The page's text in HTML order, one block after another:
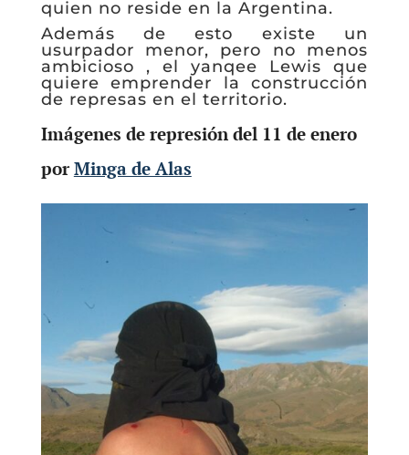
quien no reside en la Argentina.
Además de esto existe un
usurpador menor, pero no menos
ambicioso , el yanqee Lewis que
quiere emprender la construcción
de represas en el territorio.
Imágenes de represión del 11 de enero
por Minga de Alas